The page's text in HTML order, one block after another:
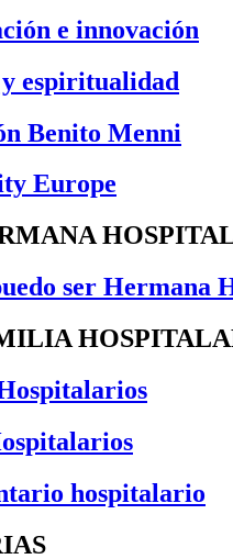
e innovación
espiritualidad
Benito Menni
Europe
ser Hermana
hospitalario